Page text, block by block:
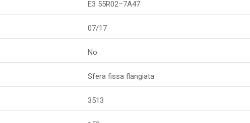
E3 55R02–7A47
07/17
No
Sfera fissa flangiata
3513